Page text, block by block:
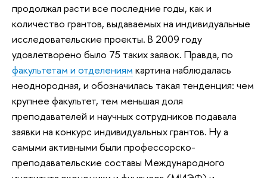
продолжал расти все последние годы, как и
количество грантов, выдаваемых на индивидуальные
исследовательские проекты. В 2009 году
удовлетворено было 75 таких заявок. Правда, по
факультетам и отделениям картина наблюдалась
неоднородная, и обозначилась такая тенденция: чем
крупнее факультет, тем меньшая доля
преподавателей и научных сотрудников подавала
заявки на конкурс индивидуальных грантов. Ну а
самыми активными были профессорско-
преподавательские составы Международного